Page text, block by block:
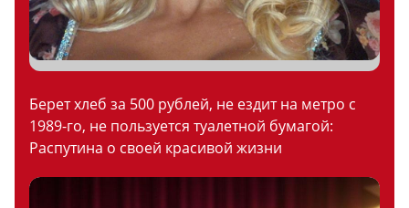
Берет хлеб за 500 рублей, не ездит на метро с
1989-го, не пользуется туалетной бумагой:
Распутина о своей красивой жизни